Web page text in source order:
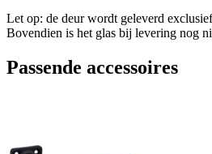
Let op: de deur wordt geleverd
Bovendien is het glas bij levering nog
Passende accessoires